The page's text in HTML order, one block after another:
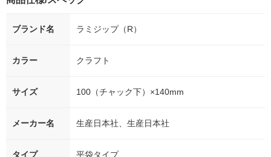
ブランド名 ラミジップ（R）
カラー クラフト
サイズ 100（チャック下）×140mm
メーカー名 生産日本社、生産日本社
タイプ 平袋タイプ